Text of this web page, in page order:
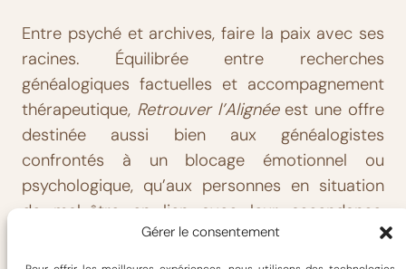
Gérer le consentement
Entre psyché et archives, faire la paix avec ses
racines. Équilibrée entre recherches
généalogiques factuelles et accompagnement
thérapeutique, Retrouver l’Alignéeest une offre
destinée aussi bien aux généalogistes
confrontés à un blocage émotionnel ou
psychologique, qu’aux personnes en situation
de mal-être en lien avec leur ascendance,
connue ou supposée.